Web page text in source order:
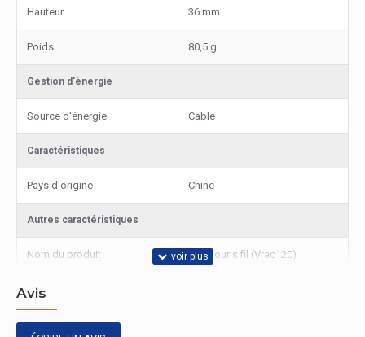
Hauteur 36 mm
Poids 80,5 g
Gestion d'énergie
Source d'énergie Cable
Caractéristiques
Pays d'origine Chine
Autres caractéristiques
Nom du produit 125 Souris fil (Vrac120)
Dispositif d'entrée
Quantité de boutons
Avis